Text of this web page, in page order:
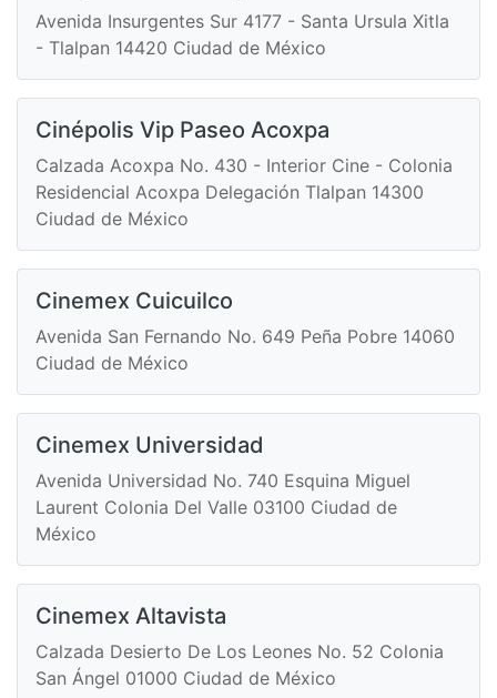
Avenida Insurgentes Sur 4177 - Santa Ursula Xitla
- Tlalpan 14420 Ciudad de México
Cinépolis Vip Paseo Acoxpa
Calzada Acoxpa No. 430 - Interior Cine - Colonia
Residencial Acoxpa Delegación Tlalpan 14300
Ciudad de México
Cinemex Cuicuilco
Avenida San Fernando No. 649 Peña Pobre 14060
Ciudad de México
Cinemex Universidad
Avenida Universidad No. 740 Esquina Miguel
Laurent Colonia Del Valle 03100 Ciudad de
México
Cinemex Altavista
Calzada Desierto De Los Leones No. 52 Colonia
San Ángel 01000 Ciudad de México